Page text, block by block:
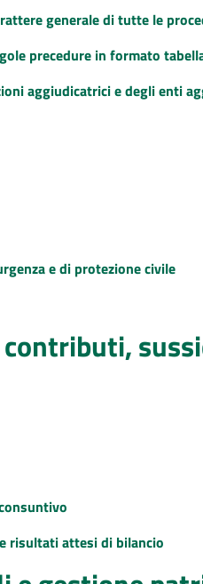
generale di tutte le
precedure in formato
aggiudicatrici e degli enti
e di protezione civile
risultati attesi di bilancio